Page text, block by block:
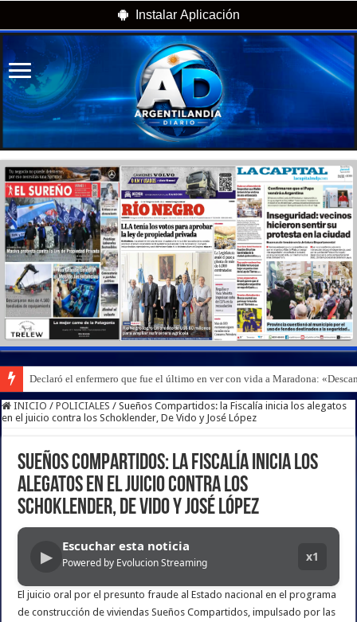
Instalar Aplicación
Declaró el enfermero que fue el último en ver con vida a Maradona:
INICIO / POLICIALES / Sueños Compartidos: la Fiscalía inicia los alegatos
en el juicio contra los Schoklender, De Vido y José López
Sueños Compartidos: la Fiscalía inicia los
alegatos en el juicio contra los
Schoklender, De Vido y José López
▶
Escuchar esta noticia
Powered by Evolucion Streaming x1
El juicio oral por el presunto fraude al Estado nacional en el programa
de construcción de viviendas Sueños Compartidos, impulsado por las